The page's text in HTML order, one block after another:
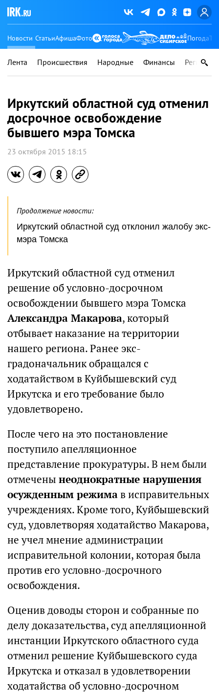
Новости СтатьиАфишаФото Погода
Лента Происшествия Народные Финансы Регионы
Иркутский областной суд отменил
досрочное освобождение
бывшего мэра Томска
23 октября 2015 18:15
Продолжение новости:
Иркутский областной суд отклонил жалобу экс-
мэра Томска
Иркутский областной суд отменил
решение об условно-досрочном
освобождении бывшего мэра Томска
Александра Макарова, который
отбывает наказание на территории
нашего региона. Ранее экс-
градоначальник обращался с
ходатайством в Куйбышевский суд
Иркутска и его требование было
удовлетворено.
После чего на это постановление
поступило апелляционное
представление прокуратуры. В нем были
отмечены неоднократные нарушения
осужденным режимав исправительных
учреждениях. Кроме того, Куйбышевский
суд, удовлетворяя ходатайство Макарова,
не учел мнение администрации
исправительной колонии, которая была
против его условно-досрочного
освобождения.
Оценив доводы сторон и собранные по
делу доказательства, суд апелляционной
инстанции Иркутского областного суда
отменил решение Куйбышевского суда
Иркутска и отказал в удовлетворении
ходатайства об условно-досрочном